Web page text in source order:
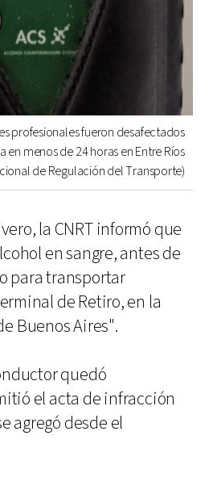
profesionales fueron desafectados
menos de 24 horas en Entre Ríos
de Regulación del Transporte)
la CNRT informó que
en sangre, antes de
para transportar
de Retiro, en la
Buenos Aires".
quedó
el acta de infracción
agregó desde el